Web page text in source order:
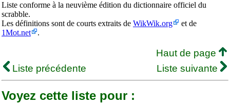
Liste conforme à la neuvième édition du dictionnaire officiel du
scrabble.
Les définitions sont de courts extraits de WikWik.org
et de
1Mot.net
.
Haut de page
Liste précédente
Liste suivante
Voyez cette liste pour :